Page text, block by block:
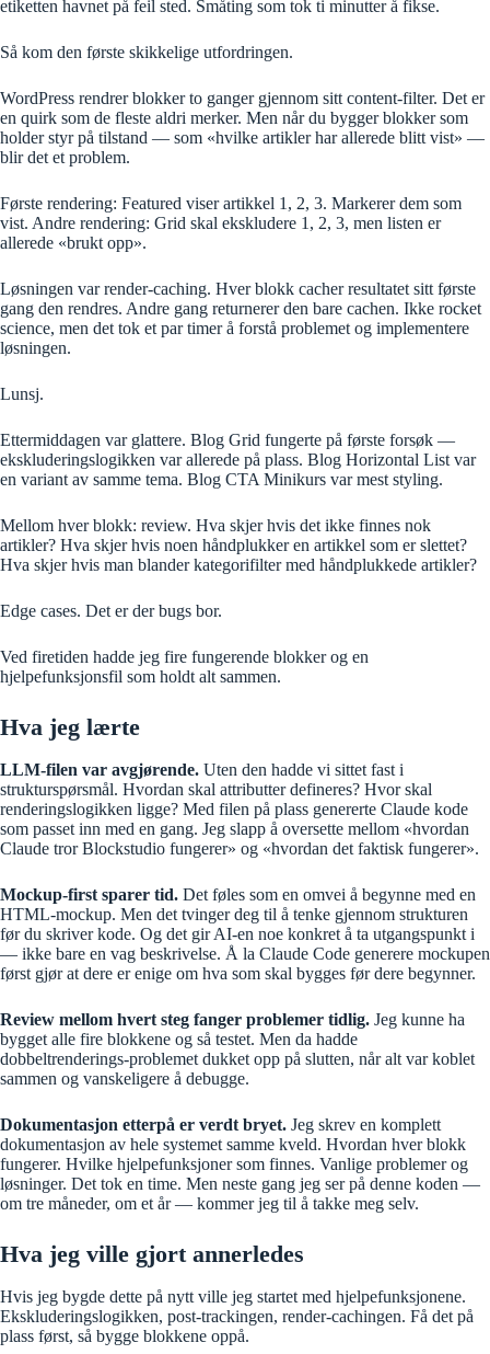
etiketten havnet på feil sted. Småting som tok ti minutter å fikse.
Så kom den første skikkelige utfordringen.
WordPress rendrer blokker to ganger gjennom sitt content-filter. Det er
en quirk som de fleste aldri merker. Men når du bygger blokker som
holder styr på tilstand — som «hvilke artikler har allerede blitt vist» —
blir det et problem.
Første rendering: Featured viser artikkel 1, 2, 3. Markerer dem som
vist. Andre rendering: Grid skal ekskludere 1, 2, 3, men listen er
allerede «brukt opp».
Løsningen var render-caching. Hver blokk cacher resultatet sitt første
gang den rendres. Andre gang returnerer den bare cachen. Ikke rocket
science, men det tok et par timer å forstå problemet og implementere
løsningen.
Lunsj.
Ettermiddagen var glattere. Blog Grid fungerte på første forsøk —
ekskluderingslogikken var allerede på plass. Blog Horizontal List var
en variant av samme tema. Blog CTA Minikurs var mest styling.
Mellom hver blokk: review. Hva skjer hvis det ikke finnes nok
artikler? Hva skjer hvis noen håndplukker en artikkel som er slettet?
Hva skjer hvis man blander kategorifilter med håndplukkede artikler?
Edge cases. Det er der bugs bor.
Ved firetiden hadde jeg fire fungerende blokker og en
hjelpefunksjonsfil som holdt alt sammen.
Hva jeg lærte
LLM-filen var avgjørende. Uten den hadde vi sittet fast i
strukturspørsmål. Hvordan skal attributter defineres? Hvor skal
renderingslogikken ligge? Med filen på plass genererte Claude kode
som passet inn med en gang. Jeg slapp å oversette mellom «hvordan
Claude tror Blockstudio fungerer» og «hvordan det faktisk fungerer».
Mockup-first sparer tid. Det føles som en omvei å begynne med en
HTML-mockup. Men det tvinger deg til å tenke gjennom strukturen
før du skriver kode. Og det gir AI-en noe konkret å ta utgangspunkt i
— ikke bare en vag beskrivelse. Å la Claude Code generere mockupen
først gjør at dere er enige om hva som skal bygges før dere begynner.
Review mellom hvert steg fanger problemer tidlig. Jeg kunne ha
bygget alle fire blokkene og så testet. Men da hadde
dobbeltrenderings-problemet dukket opp på slutten, når alt var koblet
sammen og vanskeligere å debugge.
Dokumentasjon etterpå er verdt bryet. Jeg skrev en komplett
dokumentasjon av hele systemet samme kveld. Hvordan hver blokk
fungerer. Hvilke hjelpefunksjoner som finnes. Vanlige problemer og
løsninger. Det tok en time. Men neste gang jeg ser på denne koden —
om tre måneder, om et år — kommer jeg til å takke meg selv.
Hva jeg ville gjort annerledes
Hvis jeg bygde dette på nytt ville jeg startet med hjelpefunksjonene.
Ekskluderingslogikken, post-trackingen, render-cachingen. Få det på
plass først, så bygge blokkene oppå.